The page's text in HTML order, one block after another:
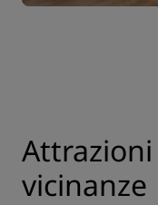
vicinanze